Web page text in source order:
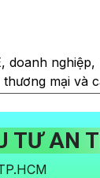
doanh
mại và
TƯ AN